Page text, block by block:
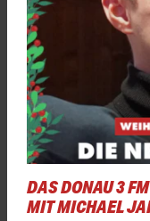
DAS DONAU 3
MIT MICHAEL